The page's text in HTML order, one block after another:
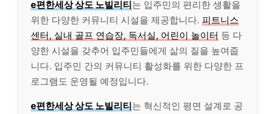
e편한세상 상도 노빌리티는 입주민의 편리한 생활을
위한 다양한 커뮤니티 시설을 제공합니다. 피트니스
센터, 실내 골프 연습장, 독서실, 어린이 놀이터 등 다
양한 시설을 갖추어 입주민들에게 삶의 질을 높여줍
니다. 입주민 간의 커뮤니티 활성화를 위한 다양한 프
로그램도 운영될 예정입니다.
e편한세상 상도 노빌리티는 혁신적인 평면 설계로 공